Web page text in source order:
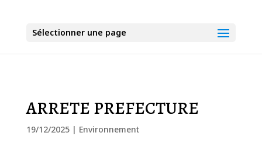
Sélectionner une page
ARRETE PREFECTURE
19/12/2025| Environnement